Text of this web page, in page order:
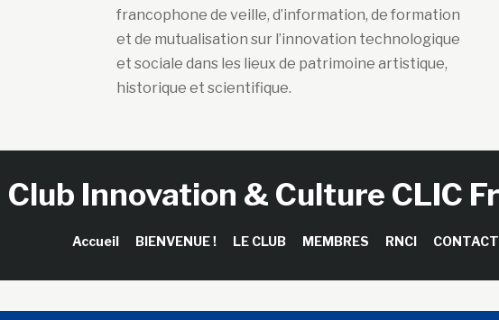
francophone de veille, d’information, de formation
et de mutualisation sur l’innovation technologique
et sociale dans les lieux de patrimoine artistique,
historique et scientifique.
Club Innovation & Culture CLIC
Accueil BIENVENUE ! LE CLUB MEMBRES RNCI